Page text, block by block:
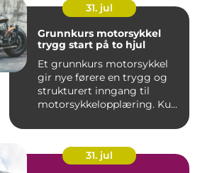
31. jul
Grunnkurs motorsykkel
trygg start på to hjul
Et grunnkurs motorsykkel
gir nye førere en trygg og
strukturert inngang til
motorsykkelopplæring. Ku...
31. jul